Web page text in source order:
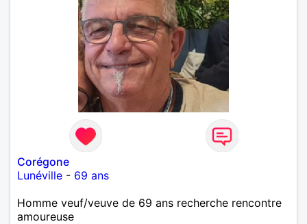
Corégone
Lunéville - 69 ans
Homme veuf/veuve de 69 ans recherche rencontre
amoureuse